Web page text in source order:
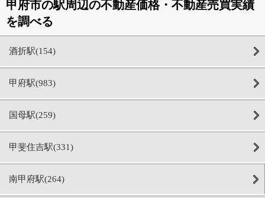
甲府市の駅周辺の不動産価格・不動産売買実績
を調べる
酒折駅(154)
甲府駅(983)
国母駅(259)
甲斐住吉駅(331)
南甲府駅(264)